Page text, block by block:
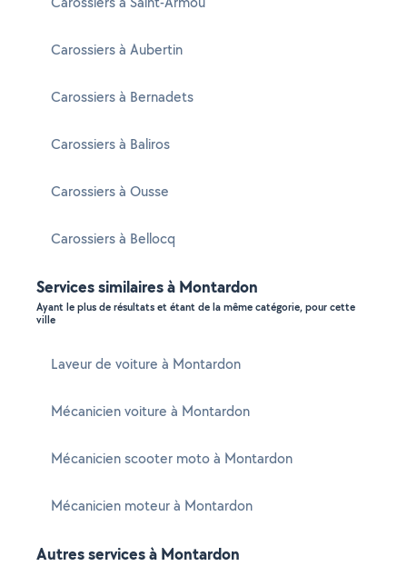
Carossiers à Aubertin
Carossiers à Bernadets
Carossiers à Baliros
Carossiers à Ousse
Carossiers à Bellocq
Services similaires à Montardon
Ayant le plus de résultats et étant de la même catégorie, pour cette
ville
Laveur de voiture à Montardon
Mécanicien voiture à Montardon
Mécanicien scooter moto à Montardon
Mécanicien moteur à Montardon
Autres services à Montardon